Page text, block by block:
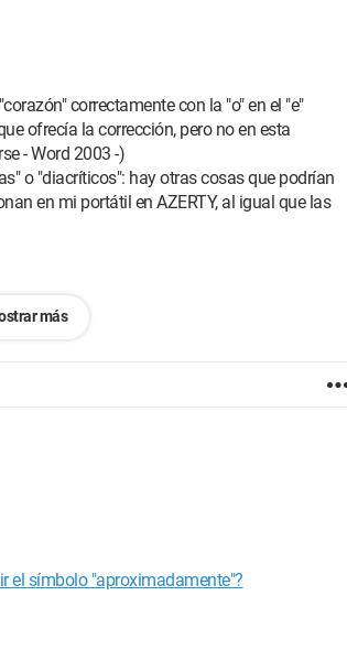
correctamente con la "o" en el "e"
ofrecía la corrección, pero no en esta
- Word 2003 -)
o "diacríticos": hay otras cosas que podrían
en mi portátil en AZERTY, al igual que las
7.0
más
el símbolo "aproximadamente"?